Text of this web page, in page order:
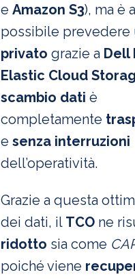
e Amazon S3), ma è
possibile prevedere
privato grazie a Dell
Elastic Cloud
scambio dati è
completamente
e senza interruzioni
dell’operatività.
Grazie a questa
dei dati, il TCOne
ridotto sia come
poiché viene